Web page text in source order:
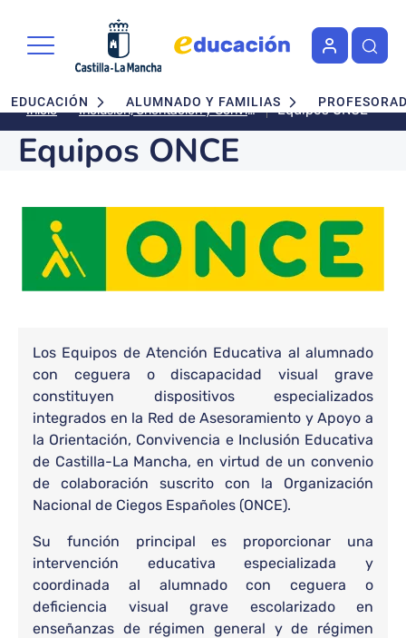
Navegación principal
EDUCACIÓN ALUMNADO Y FAMILIAS
Inicio Inclusión, Orientación y Convivencia Equipos ONCE
Equipos ONCE
Bloque de contenido
Bloque de contenido
Los Equipos de Atención Educativa al alumnado
con ceguera o discapacidad visual grave
constituyen dispositivos especializados
integrados en la Red de Asesoramiento y Apoyo a
la Orientación, Convivencia e Inclusión Educativa
de Castilla-La Mancha, en virtud de un convenio
de colaboración suscrito con la Organización
Nacional de Ciegos Españoles (ONCE).
Su función principal es proporcionar una
intervención educativa especializada y
coordinada al alumnado con ceguera o
deficiencia visual grave escolarizado en
enseñanzas de régimen general y de régimen